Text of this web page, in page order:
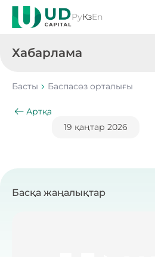
РуКзEn
Хабарлама
Басты Баспасөз орталығы
Артқа
19 қаңтар 2026
Басқа жаңалықтар